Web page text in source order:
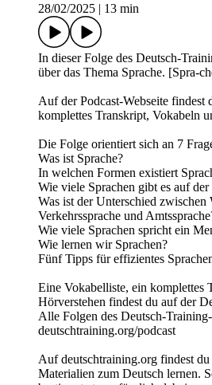
12. Was ist eine „Wahlheimat"?
Beantworte folgende Frage: Was
auf deutschtraining.org und
Kommentare. Dort findest du
komplettes Transkript, Fragen zum
Alle Folgen des Deutsch-Training-
deutschtraining.org/podcast
Auf deutschtraining.org findest
Materialien zum Deutsch lernen.
bestimmt etwas für dich dabei.
Viel Spaß beim Deutsch lernen
Sprache | Deutsch-Training-